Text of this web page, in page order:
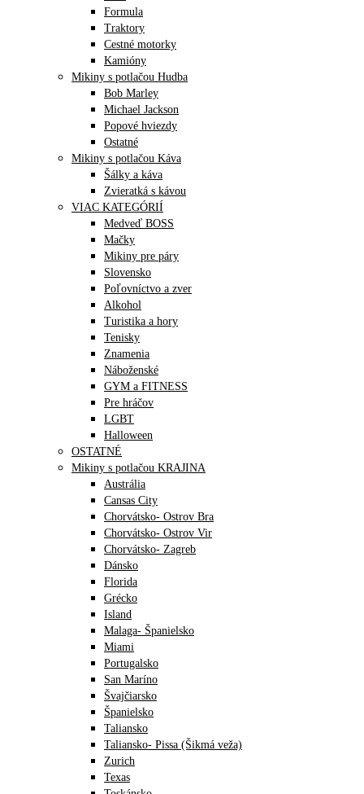
Formula
Traktory
Cestné motorky
Kamióny
Mikiny s potlačou Hudba
Bob Marley
Michael Jackson
Popové hviezdy
Ostatné
Mikiny s potlačou Káva
Šálky a káva
Zvieratká s kávou
VIAC KATEGÓRIÍ
Medveď BOSS
Mačky
Mikiny pre páry
Slovensko
Poľovníctvo a zver
Alkohol
Turistika a hory
Tenisky
Znamenia
Náboženské
GYM a FITNESS
Pre hráčov
LGBT
Halloween
OSTATNÉ
Mikiny s potlačou KRAJINA
Austrália
Cansas City
Chorvátsko- Ostrov Bra
Chorvátsko- Ostrov Vir
Chorvátsko- Zagreb
Dánsko
Florida
Grécko
Island
Malaga- Španielsko
Miami
Portugalsko
San Maríno
Švajčiarsko
Španielsko
Taliansko
Taliansko- Pissa (Šikmá veža)
Zurich
Texas